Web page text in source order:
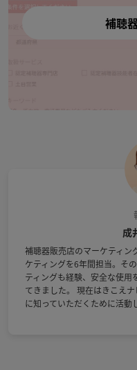
補聴
成
補聴器販売店のマーケティン
ケティングを6年間担当。そ
ティングも経験、安全な使用
てきました。 現在はきこえ
に知っていただくために活動